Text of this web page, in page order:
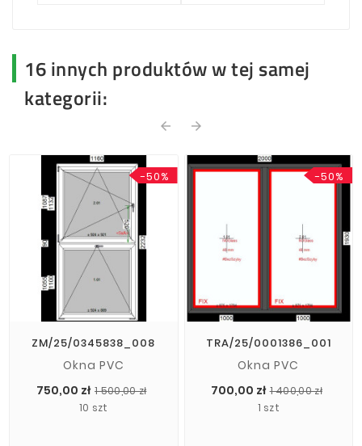
16 innych produktów w tej samej
kategorii:
arrow_back arrow_forward
-50%
ZM/25/0345838_008
Okna PVC
750,00 zł 1 500,00 zł
10 szt
-50%
TRA/25/0001386_001
Okna PVC
700,00 zł 1 400,00 zł
1 szt